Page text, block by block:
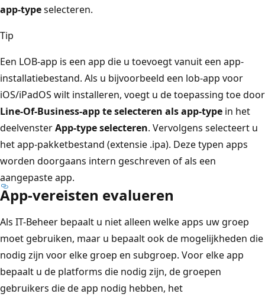
app-typeselecteren.
Tip
Een LOB-app is een app die u toevoegt vanuit een app-
installatiebestand. Als u bijvoorbeeld een lob-app voor
iOS/iPadOS wilt installeren, voegt u de toepassing toe door
Line-Of-Business-app te selecteren als app-type in het
deelvensterApp-type selecteren. Vervolgens selecteert u
het app-pakketbestand (extensie .ipa). Deze typen apps
worden doorgaans intern geschreven of als een
aangepaste app.
App-vereisten evalueren
Als IT-Beheer bepaalt u niet alleen welke apps uw groep
moet gebruiken, maar u bepaalt ook de mogelijkheden die
nodig zijn voor elke groep en subgroep. Voor elke app
bepaalt u de platforms die nodig zijn, de groepen
gebruikers die de app nodig hebben, het